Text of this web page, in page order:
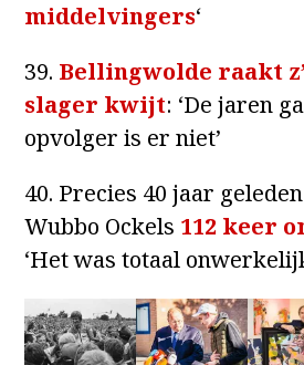
middelvingers‘
39. Bellingwolde raakt
slager kwijt: ‘De jaren
opvolger is er niet’
40. Precies 40 jaar
Wubbo Ockels 112 keer
‘Het was totaal